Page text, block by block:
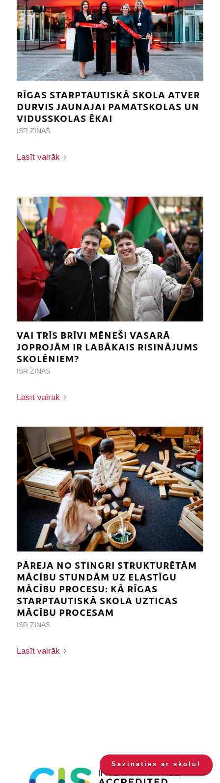
Sazināties ar skolu!
RĪGAS STARPTAUTISKĀ SKOLA ATVER
DURVIS JAUNAJAI PAMATSKOLAS UN
VIDUSSKOLAS ĒKAI
ISR ZIŅAS
Lasīt vairāk
VAI TRĪS BRĪVI MĒNEŠI VASARĀ
JOPROJĀM IR LABĀKAIS RISINĀJUMS
SKOLĒNIEM?
ISR ZIŅAS
Lasīt vairāk
PĀREJA NO STINGRI STRUKTURĒTĀM
MĀCĪBU STUNDĀM UZ ELASTĪGU
MĀCĪBU PROCESU: KĀ RĪGAS
STARPTAUTISKĀ SKOLA UZTICAS
MĀCĪBU PROCESAM
ISR ZIŅAS
Lasīt vairāk